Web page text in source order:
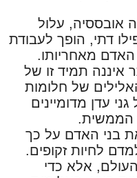
אובססיה, עלול
דתי, הופך לעבודת
מאחריותו.
איננה תמיד זו של
של חלומות
עדן מדומיינים
הממשית.
בני האדם על כך
לחיות זקופים.
אלא כדי